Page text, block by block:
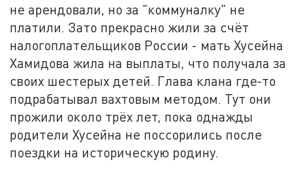
не арендовали, но за "коммуналку" не
платили. Зато прекрасно жили за счёт
налогоплательщиков России - мать Хусейна
Хамидова жила на выплаты, что получала за
своих шестерых детей. Глава клана где-то
подрабатывал вахтовым методом. Тут они
прожили около трёх лет, пока однажды
родители Хусейна не поссорились после
поездки на историческую родину.